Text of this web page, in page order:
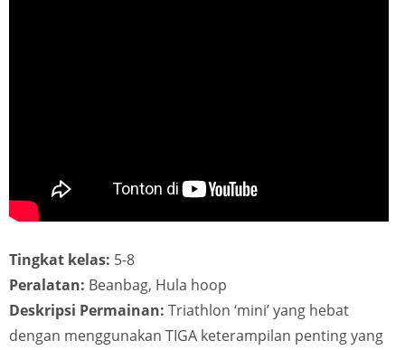
Tingkat kelas: 5-8
Peralatan: Beanbag, Hula hoop
Deskripsi Permainan: Triathlon ‘mini’ yang hebat
dengan menggunakan TIGA keterampilan penting yang